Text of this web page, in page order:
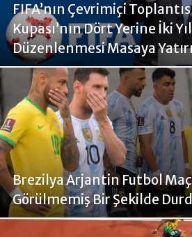
FIFA’nın Çevrimiçi
Kupası’nın Dört Yerine İki
Düzenlenmesi Masaya
Brezilya Arjantin Futbol
Görülmemiş Bir Şekilde